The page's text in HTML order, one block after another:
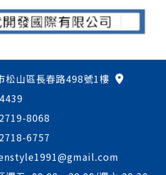
松山區長春路498號1樓
8068
6757